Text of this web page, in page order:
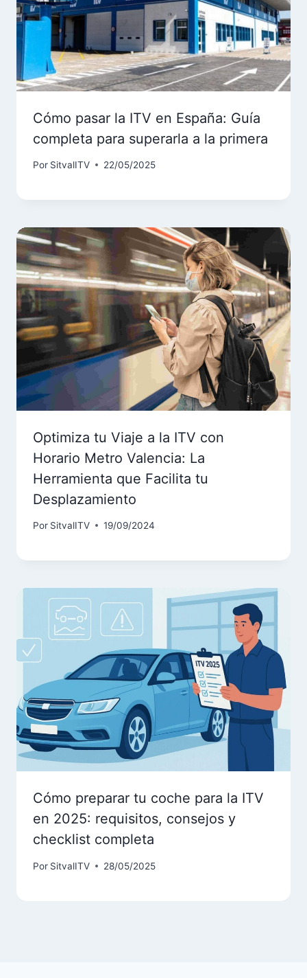
Cómo pasar la ITV en España: Guía
completa para superarla a la primera
Por SitvalITV 22/05/2025
Optimiza tu Viaje a la ITV con
Horario Metro Valencia: La
Herramienta que Facilita tu
Desplazamiento
Por SitvalITV 19/09/2024
Cómo preparar tu coche para la ITV
en 2025: requisitos, consejos y
checklist completa
Por SitvalITV 28/05/2025